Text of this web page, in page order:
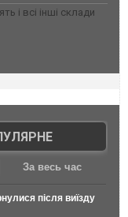
і всі інші склади
За весь час
після виїзду